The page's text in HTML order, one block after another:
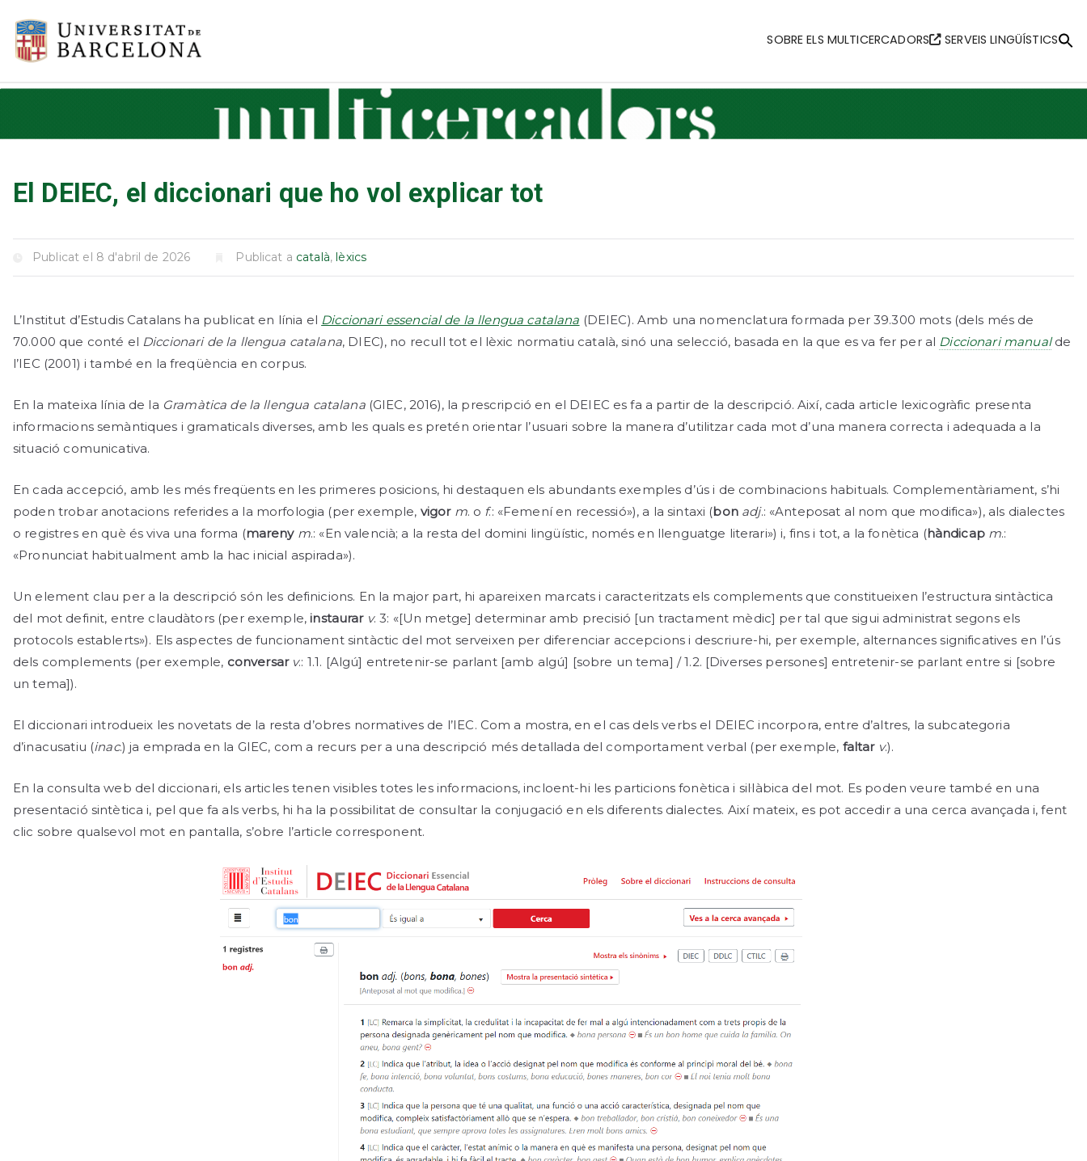
contingut
SOBRE ELS MULTICERCADORS SERVEIS LINGÜÍSTICS
El DEIEC, el diccionari que ho vol explicar tot
Publicat el 8 d'abril de 2026 Publicat a català,lèxics
L’Institut d’Estudis Catalans ha publicat en línia el Diccionari essencial de la llengua catalana (DEIEC). Amb una nomenclatura formada per 39.300 mots (dels més de
70.000 que conté el Diccionari de la llengua catalana, DIEC), no recull tot el lèxic normatiu català, sinó una selecció, basada en la que es va fer per al Diccionari manualde
l’IEC (2001) i també en la freqüència en corpus.
En la mateixa línia de la Gramàtica de la llengua catalana(GIEC, 2016), la prescripció en el DEIEC es fa a partir de la descripció. Així, cada article lexicogràfic presenta
informacions semàntiques i gramaticals diverses, amb les quals es pretén orientar l’usuari sobre la manera d’utilitzar cada mot d’una manera correcta i adequada a la
situació comunicativa.
En cada accepció, amb les més freqüents en les primeres posicions, hi destaquen els abundants exemples d’ús i de combinacions habituals. Complementàriament, s’hi
poden trobar anotacions referides a la morfologia (per exemple, vigor m. o f.: «Femení en recessió»), a la sintaxi (bon adj.: «Anteposat al nom que modifica»), als dialectes
o registres en què és viva una forma (mareny m.: «En valencià; a la resta del domini lingüístic, només en llenguatge literari») i, fins i tot, a la fonètica (hàndicap m.:
«Pronunciat habitualment amb la hac inicial aspirada»).
Un element clau per a la descripció són les definicions. En la major part, hi apareixen marcats i caracteritzats els complements que constitueixen l’estructura sintàctica
del mot definit, entre claudàtors (per exemple,instaurar v. 3: «[Un metge] determinar amb precisió [un tractament mèdic] per tal que sigui administrat segons els
protocols establerts»). Els aspectes de funcionament sintàctic del mot serveixen per diferenciar accepcions i descriure-hi, per exemple, alternances significatives en l’ús
dels complements (per exemple, conversar v.: 1.1. [Algú] entretenir-se parlant [amb algú] [sobre un tema] / 1.2. [Diverses persones] entretenir-se parlant entre si [sobre
un tema]).
El diccionari introdueix les novetats de la resta d’obres normatives de l’IEC. Com a mostra, en el cas dels verbs el DEIEC incorpora, entre d’altres, la subcategoria
d’inacusatiu (inac.) ja emprada en la GIEC, com a recurs per a una descripció més detallada del comportament verbal (per exemple, faltar v.).
En la consulta web del diccionari, els articles tenen visibles totes les informacions, incloent-hi les particions fonètica i sil·làbica del mot. Es poden veure també en una
presentació sintètica i, pel que fa als verbs, hi ha la possibilitat de consultar la conjugació en els diferents dialectes. Així mateix, es pot accedir a una cerca avançada i, fent
clic sobre qualsevol mot en pantalla, s’obre l’article corresponent.